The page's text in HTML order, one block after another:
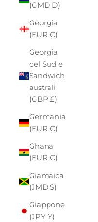
(GMD D)
Georgia
(EUR €)
Georgia
del Sud e
Sandwich
australi
(GBP £)
Germania
(EUR €)
Ghana
(EUR €)
Giamaica
(JMD $)
Giappone
(JPY ¥)